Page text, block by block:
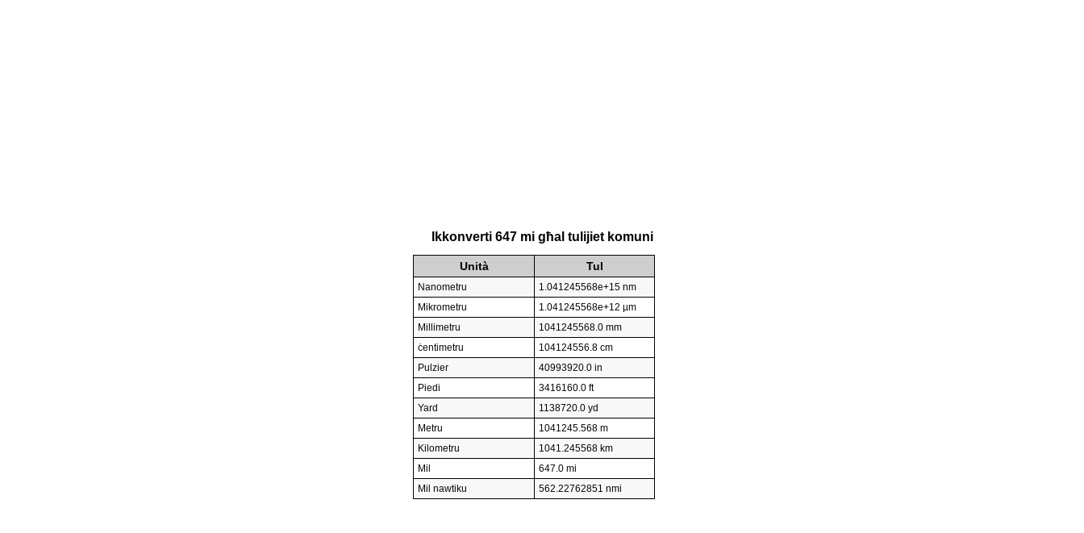
Ikkonverti 647 mi għal tulijiet komuni
Unità Tul
Nanometru
1.041245568e+15 nm
Mikrometru
1.041245568e+12 µm
Millimetru
1041245568.0 mm
ċentimetru
104124556.8 cm
Pulzier
40993920.0 in
Piedi
3416160.0 ft
Yard
1138720.0 yd
Metru
1041245.568 m
Kilometru
1041.245568 km
Mil
647.0 mi
Mil nawtiku
562.22762851 nmi